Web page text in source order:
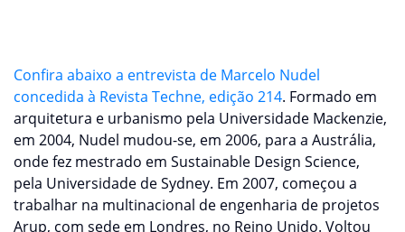
Confira abaixo a entrevista de Marcelo Nudel
concedida à Revista Techne, edição 214. Formado em
arquitetura e urbanismo pela Universidade Mackenzie,
em 2004, Nudel mudou-se, em 2006, para a Austrália,
onde fez mestrado em Sustainable Design Science,
pela Universidade de Sydney. Em 2007, começou a
trabalhar na multinacional de engenharia de projetos
Arup, com sede em Londres, no Reino Unido. Voltou